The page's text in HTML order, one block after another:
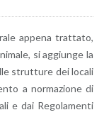
ap­pe­na trat­ta­to,
si ag­giun­ge la
strut­tu­re dei lo­ca­li
a nor­ma­zio­ne di
e dai Re­go­la­men­ti